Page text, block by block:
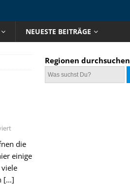
NEUESTE BEITRÄGE
die
einige
[…]
Regionen durchsuchen